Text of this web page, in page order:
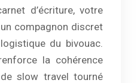
d’écriture, votre
compagnon discret
du bivouac.
la cohérence
slow travel tourné